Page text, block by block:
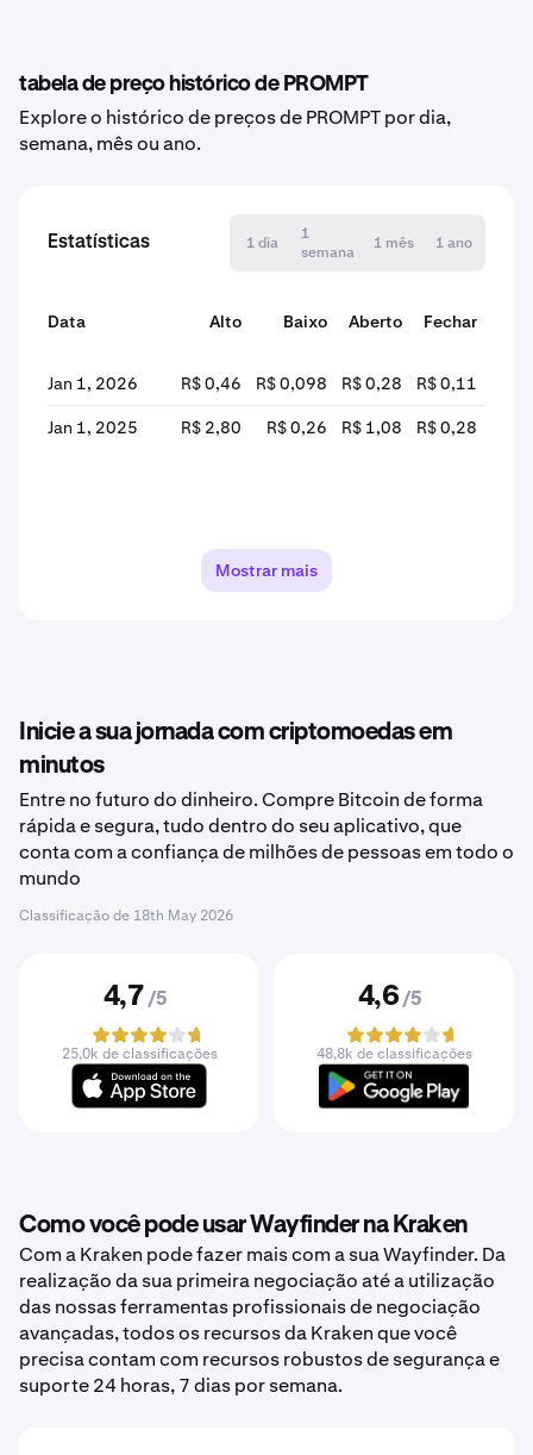
tabela de preço histórico de PROMPT
Explore o histórico de preços de PROMPT por dia,
semana, mês ou ano.
Estatísticas 1 dia
1
semana
1 mês 1 ano
Data Alto Baixo Aberto Fechar
Jan 1, 2026
R$ 0,46 R$ 0,098 R$ 0,28 R$ 0,11
Jan 1, 2025 R$ 2,80 R$ 0,26 R$ 1,08 R$ 0,28
Mostrar mais
Inicie a sua jornada com criptomoedas em
minutos
Entre no futuro do dinheiro. Compre Bitcoin de forma
rápida e segura, tudo dentro do seu aplicativo, que
conta com a confiança de milhões de pessoas em todo o
mundo
Classificação de 18th May 2026
4,7 /5
25,0k de classificações
4,6 /5
48,8k de classificações
Como você pode usar Wayfinder na Kraken
Com a Kraken pode fazer mais com a sua Wayfinder. Da
realização da sua primeira negociação até a utilização
das nossas ferramentas profissionais de negociação
avançadas, todos os recursos da Kraken que você
precisa contam com recursos robustos de segurança e
suporte 24 horas, 7 dias por semana.